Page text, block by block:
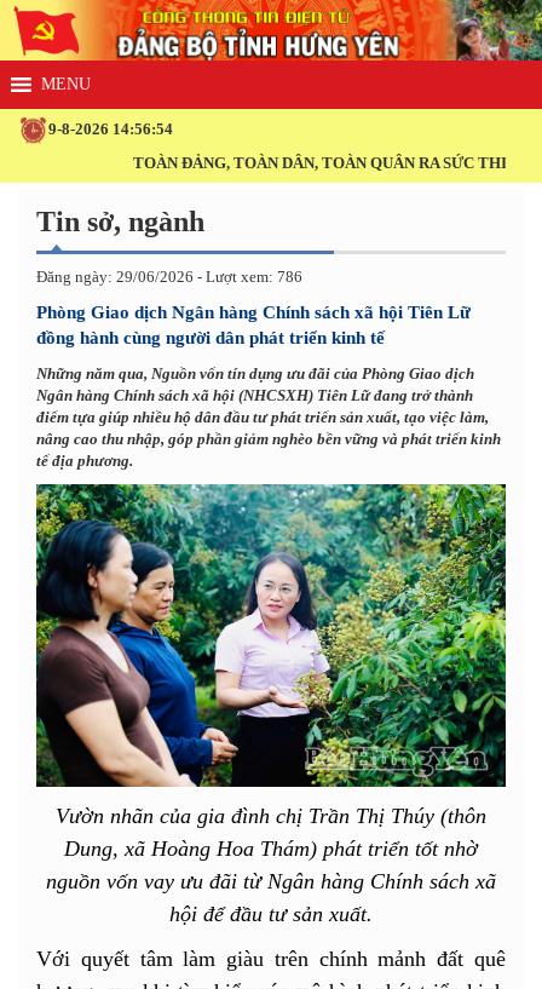
9-8-2026 14:56:54
TOÀN ĐẢNG, TOÀN DÂN, TOÀN QUÂN RA SỨC THI ĐUA
Tin sở, ngành
Đăng ngày: 29/06/2026 - Lượt xem: 786
Phòng Giao dịch Ngân hàng Chính sách xã hội Tiên Lữ
đồng hành cùng người dân phát triển kinh tế
Những năm qua, Nguồn vốn tín dụng ưu đãi của Phòng Giao dịch
Ngân hàng Chính sách xã hội (NHCSXH) Tiên Lữ đang trở thành
điểm tựa giúp nhiều hộ dân đầu tư phát triển sản xuất, tạo việc làm,
nâng cao thu nhập, góp phần giảm nghèo bền vững và phát triển kinh
tế địa phương.
Vườn nhãn của gia đình chị Trần Thị Thúy (thôn
Dung, xã Hoàng Hoa Thám) phát triển tốt nhờ
nguồn vốn vay ưu đãi từ Ngân hàng Chính sách xã
hội để đầu tư sản xuất.
Với quyết tâm làm giàu trên chính mảnh đất quê